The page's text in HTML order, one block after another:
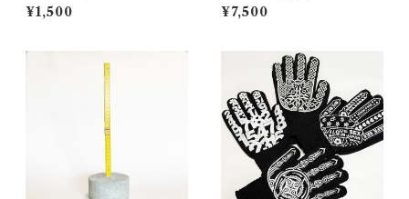
¥1,500 ¥7,500